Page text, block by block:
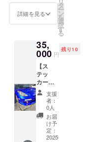
デミオ
のうち1
車両に
支援者
定のス
テッ
カーを
掲載し
ます。
・添付
期間：
ステッ
カー完
成〜
2026年
2月28日
までの
詳細を見る
タ
ー
ン
を
選
択
す
る
35,
000 円
残り10
【ス
テッ
カー貼
付1台×2
枚：
30cm以
下 ×
5cm以
下】 セ
リカ、
支援
者：
0人
お届
け予
定：
2025